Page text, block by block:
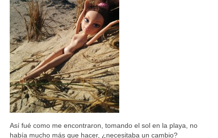
Así fué como me encontraron, tomando el sol en la playa, no
había mucho más que hacer, ¿necesitaba un cambio?